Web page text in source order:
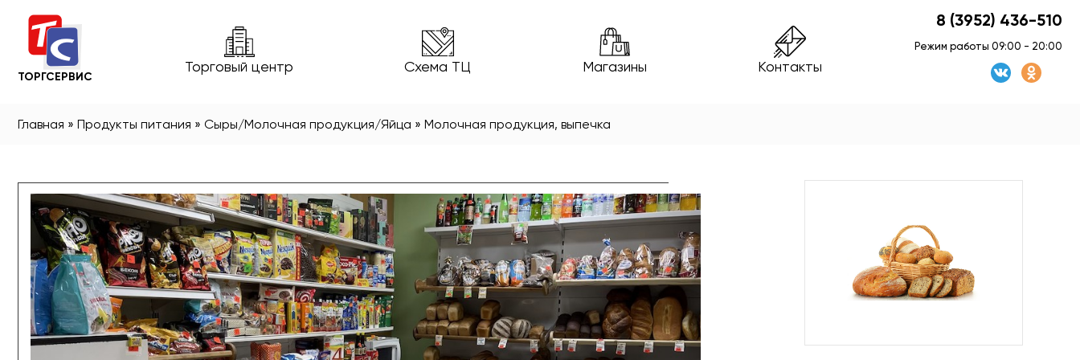
ТОРГСЕРВИС
Торговый центр Схема ТЦ Магазины Контакты
8 (3952) 436-510
Режим работы 09:00 - 20:00
Главная » Продукты питания » Сыры/Молочная продукция/Яйца » Молочная продукция, выпечка